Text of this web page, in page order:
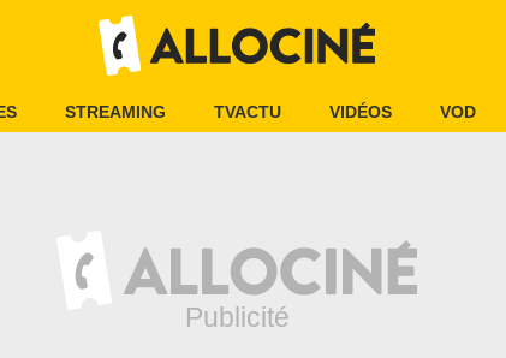
STREAMING TVACTU VIDÉOS VOD